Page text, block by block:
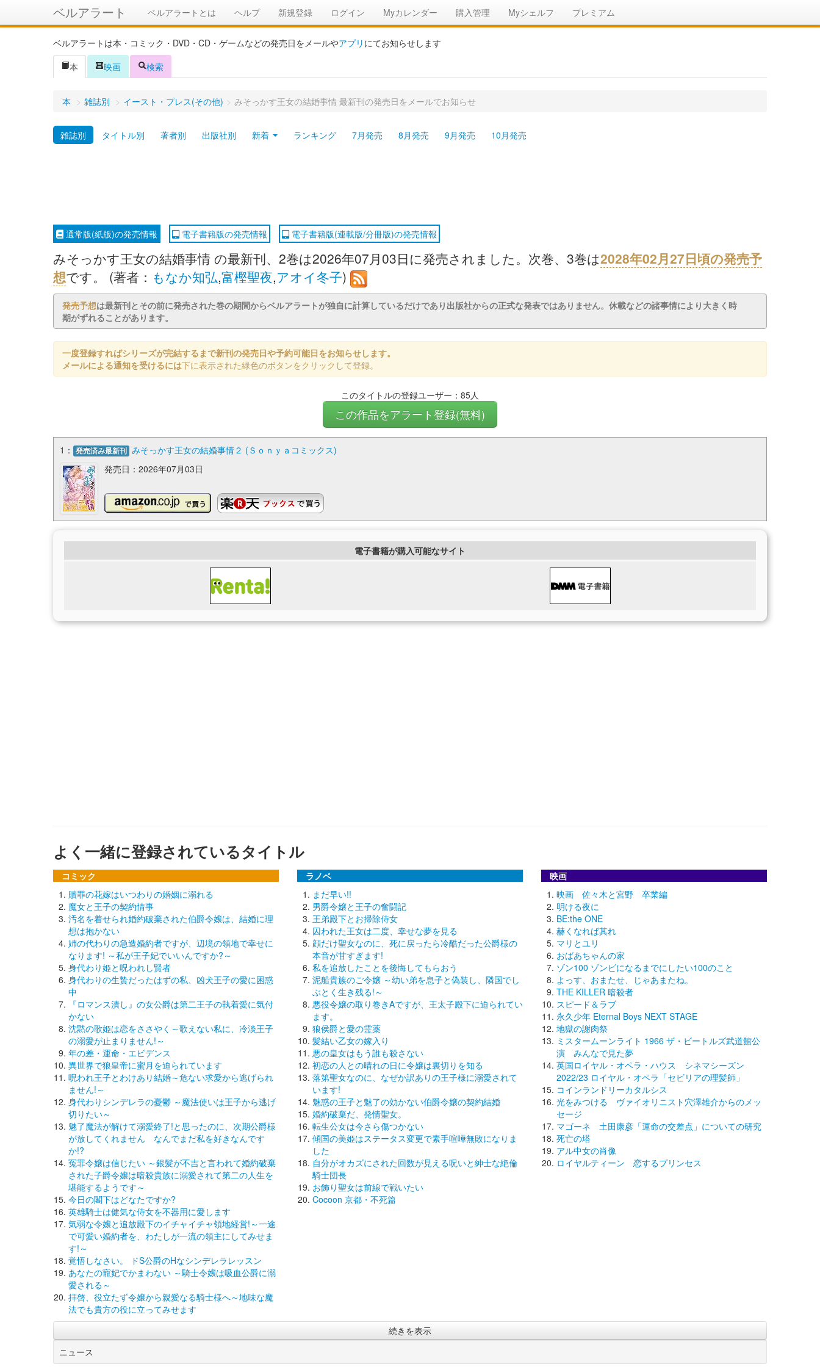
ベルアラート ベルアラートとは ヘルプ 新規登録 ログイン Myカレンダー 購入管理 Myシェルフ プレミアム
ベルアラートは本・コミック・DVD・CD・ゲームなどの発売日をメールやアプリ にてお知らせします
本
映画 検索
本 > 雑誌別 > イースト・プレス(その他) > みそっかす王女の結婚事情 最新刊の発売日をメールでお知らせ
雑誌別 タイトル別 著者別 出版社別 新着 ランキング 7月発売 8月発売 9月発売 10月発売
通常版(紙版)の発売情報 電子書籍版の発売情報 電子書籍版(連載版/分冊版)の発売情報
みそっかす王女の結婚事情 の最新刊、2巻は2026年07月03日に発売されました。次巻、3巻は2028年02月27日頃の発売予
想です。 (著者： もなか知弘,富樫聖夜,アオイ冬子)
発売予想は最新刊とその前に発売された巻の期間からベルアラートが独自に計算しているだけであり出版社からの正式な発表ではありません。休載などの諸事情により大きく時
期がずれることがあります。
一度登録すればシリーズが完結するまで新刊の発売日や予約可能日をお知らせします。
メールによる通知を受けるには下に表示された緑色のボタンをクリックして登録。
このタイトルの登録ユーザー：85人
この作品をアラート登録(無料)
1： 発売済み最新刊 みそっかす王女の結婚事情２ (Ｓｏｎｙａコミックス)
発売日：2026年07月03日
電子書籍が購入可能なサイト
よく一緒に登録されているタイトル
コミック
贖罪の花嫁はいつわりの婚姻に溺れる
魔女と王子の契約情事
汚名を着せられ婚約破棄された伯爵令嬢は、結婚に理
想は抱かない
姉の代わりの急造婚約者ですが、辺境の領地で幸せに
なります! ～私が王子妃でいいんですか?～
身代わり姫と呪われし賢者
身代わりの生贄だったはずの私、凶犬王子の愛に困惑
中
『ロマンス潰し』の女公爵は第二王子の執着愛に気付
かない
沈黙の歌姫は恋をささやく～歌えない私に、冷淡王子
の溺愛が止まりません!～
年の差・運命・エビデンス
異世界で狼皇帝に蜜月を迫られています
呪われ王子とわけあり結婚～危ない求愛から逃げられ
ません!～
身代わりシンデレラの憂鬱 ～魔法使いは王子から逃げ
切りたい～
魅了魔法が解けて溺愛終了!と思ったのに、次期公爵様
が放してくれません なんでまだ私を好きなんです
か!?
冤罪令嬢は信じたい ～銀髪が不吉と言われて婚約破棄
された子爵令嬢は暗殺貴族に溺愛されて第二の人生を
堪能するようです～
今日の閣下はどなたですか?
英雄騎士は健気な侍女を不器用に愛します
気弱な令嬢と追放殿下のイチャイチャ領地経営!～一途
で可愛い婚約者を、わたしが一流の領主にしてみせま
す!～
覚悟しなさい。 ドS公爵のHなシンデレラレッスン
あなたの寵妃でかまわない ～騎士令嬢は吸血公爵に溺
愛される～
拝啓、役立たず令嬢から親愛なる騎士様へ～地味な魔
法でも貴方の役に立ってみせます
ラノベ
まだ早い!!
男爵令嬢と王子の奮闘記
王弟殿下とお掃除侍女
囚われた王女は二度、幸せな夢を見る
顔だけ聖女なのに、死に戻ったら冷酷だった公爵様の
本音が甘すぎます!
私を追放したことを後悔してもらおう
泥船貴族のご令嬢 ～幼い弟を息子と偽装し、隣国でし
ぶとく生き残る!～
悪役令嬢の取り巻きAですが、王太子殿下に迫られてい
ます。
狼侯爵と愛の霊薬
髪結い乙女の嫁入り
悪の皇女はもう誰も殺さない
初恋の人との晴れの日に令嬢は裏切りを知る
落第聖女なのに、なぜか訳ありの王子様に溺愛されて
います!
魅惑の王子と魅了の効かない伯爵令嬢の契約結婚
婚約破棄だ、発情聖女。
転生公女は今さら傷つかない
傾国の美姫はステータス変更で素手喧嘩無敗になりま
した
自分がオカズにされた回数が見える呪いと紳士な絶倫
騎士団長
お飾り聖女は前線で戦いたい
Cocoon 京都・不死篇
映画
映画 佐々木と宮野 卒業編
明ける夜に
BE:the ONE
赫くなれば其れ
マリとユリ
おばあちゃんの家
ゾン100 ゾンビになるまでにしたい100のこと
よっす、おまたせ、じゃあまたね。
THE KILLER 暗殺者
スピード＆ラブ
永久少年 Eternal Boys NEXT STAGE
地獄の謝肉祭
ミスタームーンライト 1966 ザ・ビートルズ武道館公
演 みんなで見た夢
英国ロイヤル・オペラ・ハウス シネマシーズン
2022/23 ロイヤル・オペラ「セビリアの理髪師」
コインランドリーカタルシス
光をみつける ヴァイオリニスト穴澤雄介からのメッ
セージ
マゴーネ 土田康彦「運命の交差点」についての研究
死亡の塔
アル中女の肖像
ロイヤルティーン 恋するプリンセス
続きを表示
ニュース